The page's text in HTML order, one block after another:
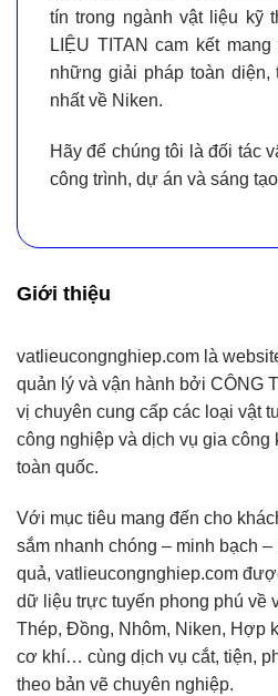
tín trong ngành vật liệu kỹ
LIỆU TITAN cam kết mang
những giải pháp toàn diện,
nhất về Niken.
Hãy để chúng tôi làđối tác
công trình, dự án và sáng
Giới thiệu
vatlieucongnghiep.com là
quản lý và vận hành bởi CÔNG
vị chuyên cung cấp các loại vật
công nghiệp và dịch vụ gia công
toàn quốc.
Với mục tiêu mang đến cho
sắm nhanh chóng – minh bạch –
quả, vatlieucongnghiep.com
dữ liệu trực tuyến phong phú về
Thép, Đồng, Nhôm, Niken, Hợp
cơ khí… cùng dịch vụ cắt, tiện,
theo bản vẽ chuyên nghiệp.